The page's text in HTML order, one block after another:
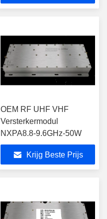
OEM RF UHF VHF
Versterkermodul
NXPA8.8-9.6GHz-50W
Krijg Beste Prijs